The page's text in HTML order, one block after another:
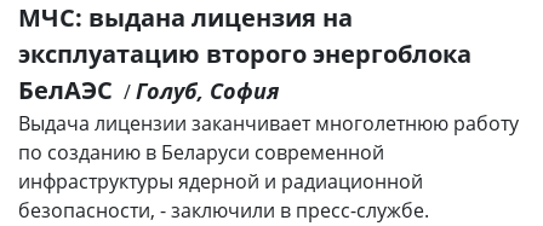
МЧС: выдана лицензия на
эксплуатацию второго энергоблока
БелАЭС /Голуб, София
Выдача лицензии заканчивает многолетнюю работу
по созданию в Беларуси современной
инфраструктуры ядерной и радиационной
безопасности, - заключили в пресс-службе.